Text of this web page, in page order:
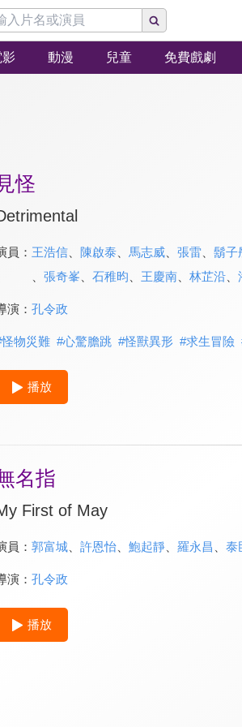
影 動漫 兒童 免費戲劇
見怪
員： 王浩信、 陳啟泰、 馬志威、 張雷、 鬍子
張奇峯 石稚昀 王慶南、 林芷沿、
演： 孔令政
怪物災難 #心驚膽跳 #怪獸異形 #求生冒險
播放
名指
First of May
員： 郭富城、 許恩怡、 鮑起靜、 羅永昌 泰
演： 孔令政
播放